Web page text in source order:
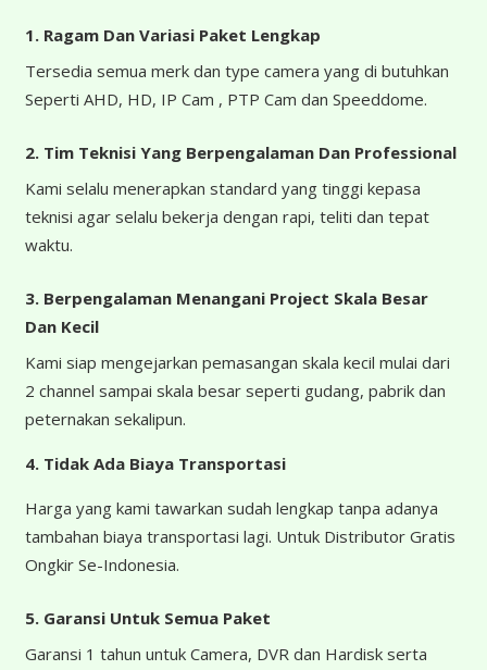
1. Ragam Dan Variasi Paket Lengkap
Tersedia semua merk dan type camera yang di butuhkan
Seperti AHD, HD, IP Cam , PTP Cam dan Speeddome.
2. Tim Teknisi Yang Berpengalaman Dan Professional
Kami selalu menerapkan standard yang tinggi kepasa
teknisi agar selalu bekerja dengan rapi, teliti dan tepat
waktu.
3. Berpengalaman Menangani Project Skala Besar
Dan Kecil
Kami siap mengejarkan pemasangan skala kecil mulai dari
2 channel sampai skala besar seperti gudang, pabrik dan
peternakan sekalipun.
4. Tidak Ada Biaya Transportasi
Harga yang kami tawarkan sudah lengkap tanpa adanya
tambahan biaya transportasi lagi. Untuk Distributor Gratis
Ongkir Se-Indonesia.
5. Garansi Untuk Semua Paket
Garansi 1 tahun untuk Camera, DVR dan Hardisk serta